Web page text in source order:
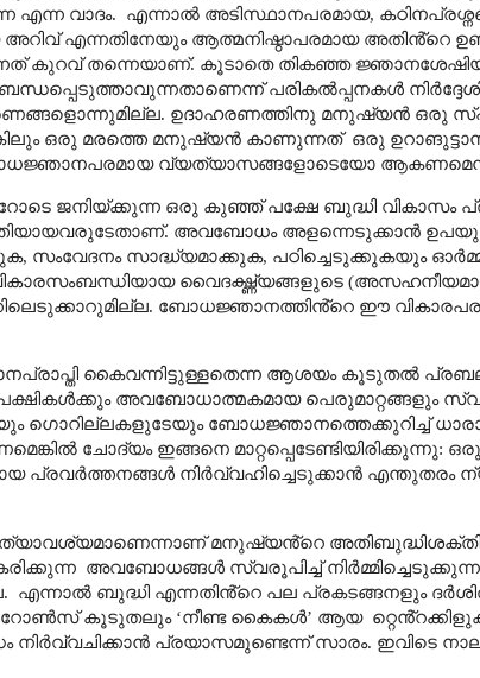
എന്ന വാദം. എന്നാൽ അടിസ്ഥാനപരമായ,
എന്നതിനേയും ആത്മനിഷ്ഠാപരമായ അതിൻ്റെ
കുറവ് തന്നെയാണ്. കൂടാതെ തികഞ്ഞ
പരികൽപ്പനകൾ
ഉദാഹരണത്തിനു മനുഷ്യൻ ഒരു
ഒരു മരത്തെ മനുഷ്യൻ കാണുന്നത് ഒരു
വ്യത്യാസങ്ങളോടെയോ
ജനിയ്ക്കുന്ന ഒരു കുഞ്ഞ് പക്ഷേ ബുദ്ധി വികാസം
. അവബോധം അളന്നെടുക്കാൻ
, സംവേദനം സാദ്ധ്യമാക്കുക, പഠിച്ചെടുക്കുകയും
വൈദഗ്ദ്ധ്യങ്ങളുടെ
ബോധജ്ഞാനത്തിൻ്റെ ഈ
കൈവന്നിട്ടുള്ളതെന്ന ആശയം കൂടുതൽ
പക്ഷികൾക്കും അവബോധാത്മകമായ പെരുമാറ്റങ്ങളും
ഗൊറില്ലകളുടേയും ബോധജ്ഞാനത്തെക്കുറിച്ച്
ചോദ്യം ഇങ്ങനെ
പ്രവർത്തനങ്ങൾ നിർവ്വഹിച്ചെടുക്കാൻ
മനുഷ്യൻ്റെ അതിബുദ്ധിശക്തി
അവബോധങ്ങൾ സ്വരൂപിച്ച് നിർമ്മിച്ചെടുക്കുന്ന
എന്നാൽ ബുദ്ധി എന്നതിൻ്റെ പല പ്രകടങ്ങനളും
കൂടുതലും ‘നീണ്ട കൈകൾ’ ആയ
പ്രയാസമുണ്ടെന്ന് സാരം. ഇവിടെ